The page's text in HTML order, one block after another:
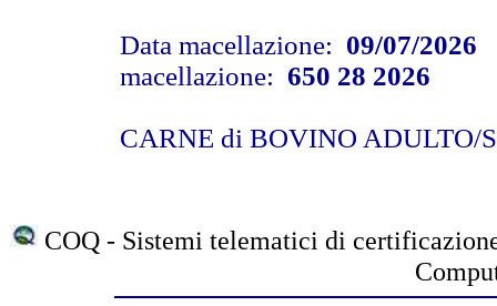
Data macellazione: 09/07/2026
macellazione: 650 28 2026
CARNE di BOVINO ADULTO/
COQ - Sistemi telematici di